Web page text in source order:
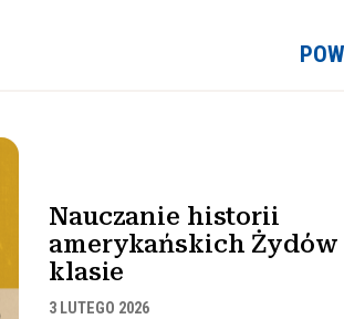
Nauczanie historii
amerykańskich Żydów
klasie
3 LUTEGO 2026